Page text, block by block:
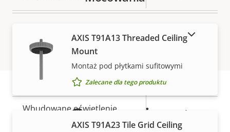
Wartość
nieruchomości
Zdalne ustawianie ostrości –
Zdalny zoom
Wbudowane oświetlenie
w podczerwieni
AXIS T91A13 Threaded Ceiling
Mount
Montaż pod płytkami sufitowymi
Zalecane dla tego produktu
AXIS T91A23 Tile Grid Ceiling
POKAŻ PRODUKTY WYCOFANE Z RYNKU
Gwarancja